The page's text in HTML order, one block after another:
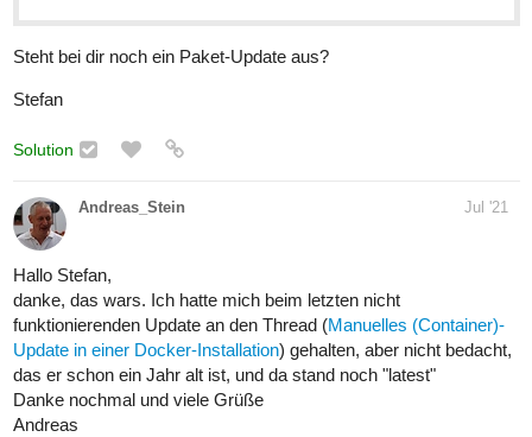
Steht bei dir noch ein Paket-Update aus?
Stefan
Solution
Andreas_Stein Jul '21
Hallo Stefan,
danke, das wars. Ich hatte mich beim letzten nicht
funktionierenden Update an den Thread (Manuelles (Container)-
Update in einer Docker-Installation) gehalten, aber nicht bedacht,
das er schon ein Jahr alt ist, und da stand noch "latest"
Danke nochmal und viele Grüße
Andreas